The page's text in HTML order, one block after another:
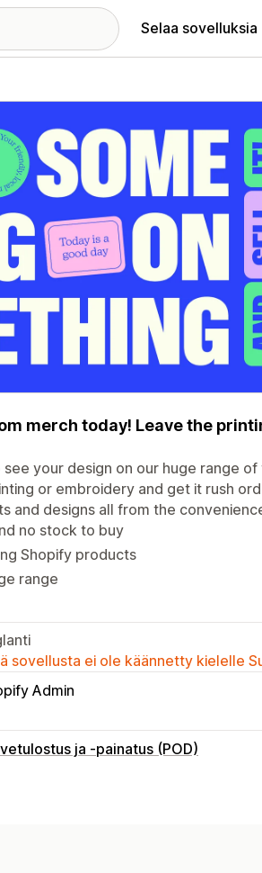
Selaa sovelluksia
merch today! Leave the
your design on our huge range of
or embroidery and get it rush
and designs all from the
no stock to buy
Shopify products
range
sovellusta ei ole käännetty kielelle
Admin
ja -painatus (POD)